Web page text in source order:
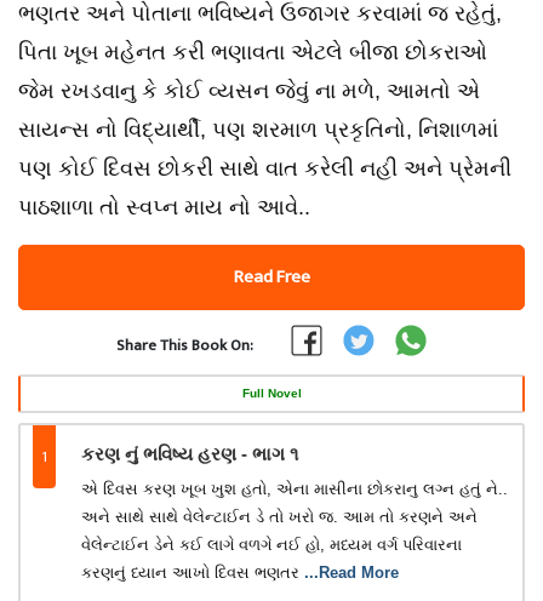
ભણતર અને પોતાના ભવિષ્યને ઉજાગર કરવામાં જ રહેતું,
પિતા ખૂબ મહેનત કરી ભણાવતા એટલે બીજા છોકરાઓ
જેમ રખડવાનુ કે કોઈ વ્યસન જેવું ના મળે, આમતો એ
સાયન્સ નો વિદ્યાર્થી, પણ શરમાળ પ્રકૃતિનો, નિશાળમાં
પણ કોઈ દિવસ છોકરી સાથે વાત કરેલી નહી અને પ્રેમની
પાઠશાળા તો સ્વપ્ન માય નો આવે..
Read Free
Share This Book On:
Full Novel
1 કરણ નું ભવિષ્ય હરણ - ભાગ ૧
એ દિવસ કરણ ખૂબ ખુશ હતો, એના માસીના છોકરાનુ લગ્ન હતું ને..
અને સાથે સાથે વેલેન્ટાઈન ડે તો ખરો જ. આમ તો કરણને અને
વેલેન્ટાઈન ડેને કઈ લાગે વળગે નઈ હો, મધ્યમ વર્ગ પરિવારના
કરણનું ધ્યાન આખો દિવસ ભણતર ...Read More